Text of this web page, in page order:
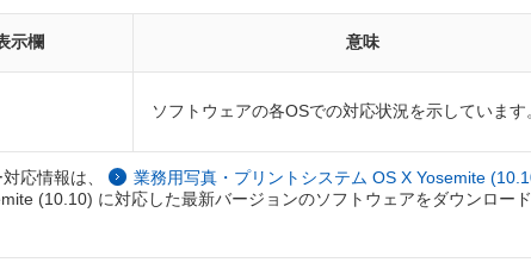
示欄 意味
ソフトウェアの各OSでの対応状況を示しています
応情報は、 業務用写真・プリントシステム OS X Yosemite
(10.10) に対応した最新バージョンのソフトウェアをダウンロー